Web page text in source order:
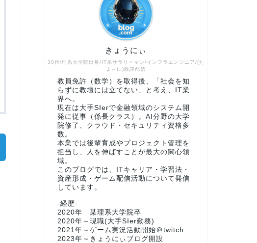
30代/理系大学院出身/IT系サラリーマン/インフラエンジニア/(た
ま～に)雑談配信
きょうにぃ
教員免許（数学）を取得後、「社会を知
らずに教壇には立てない」と考え、IT業
界へ。
現在は大手SIerで金融領域のシステム開
発に従事（係長クラス）。AI分野の大学
院修了、クラウド・セキュリティ資格多
数。
本業では後輩育成やプロジェクト管理を
担当し、人を伸ばすことが最大の関心領
域。
このブログでは、ITキャリア・学習法・
資産形成・ゲーム配信活動について発信
しています。
-経歴-
2020年 某理系大学院卒
2020年～現職(大手SIer勤務)
2021年～ゲーム実況活動開始＠twitch
2023年～きょうにぃブログ開設